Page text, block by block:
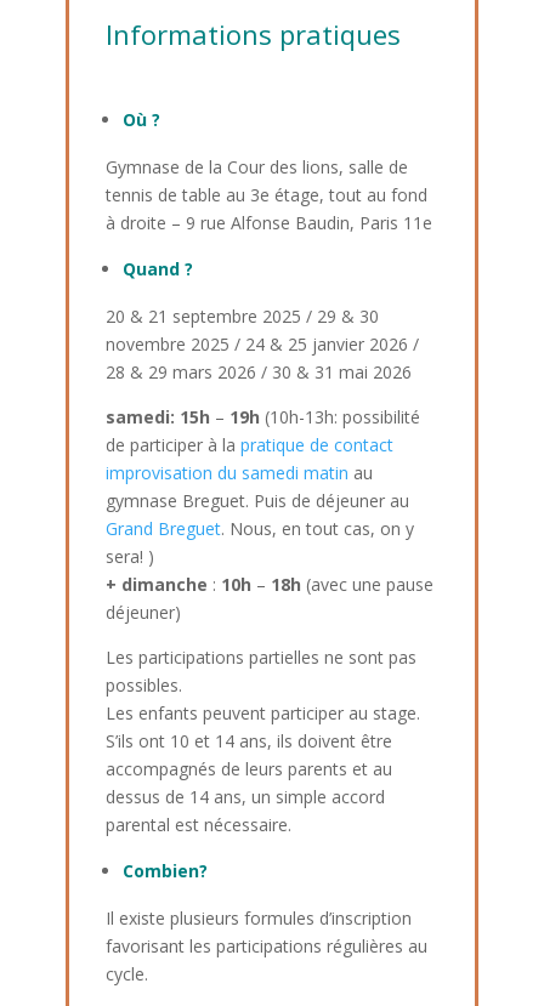
Informations pratiques
Où ?
Gymnase de la Cour des lions, salle de
tennis de table au 3e étage, tout au fond
à droite – 9 rue Alfonse Baudin, Paris 11e
Quand ?
20 & 21 septembre 2025 / 29 & 30
novembre 2025 / 24 & 25 janvier 2026 /
28 & 29 mars 2026 / 30 & 31 mai 2026
samedi: 15h – 19h (10h-13h: possibilité
de participer à la pratique de contact
improvisation du samedi matin au
gymnase Breguet. Puis de déjeuner au
Grand Breguet. Nous, en tout cas, on y
sera! )
+ dimanche : 10h – 18h (avec une pause
déjeuner)
Les participations partielles ne sont pas
possibles.
Les enfants peuvent participer au stage.
S’ils ont 10 et 14 ans, ils doivent être
accompagnés de leurs parents et au
dessus de 14 ans, un simple accord
parental est nécessaire.
Combien?
Il existe plusieurs formules d’inscription
favorisant les participations régulières au
cycle.